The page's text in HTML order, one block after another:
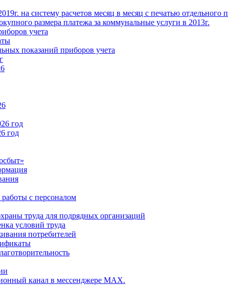
на систему расчетов месяц в месяц с печатью
размера платежа за коммунальные услуги в 2013г.
учета
показаний приборов учета
год
год
с персоналом
труда для подрядных организаций
условий труда
потребителей
канал в мессенджере MAX.